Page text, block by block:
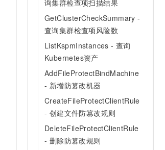
询集群检查项扫描结果
GetClusterCheckSummary -
查询集群检查项风险数
ListKspmInstances - 查询
Kubernetes资产
AddFileProtectBindMachine
- 新增防篡改机器
CreateFileProtectClientRule
- 创建文件防篡改规则
DeleteFileProtectClientRule
- 删除防篡改规则